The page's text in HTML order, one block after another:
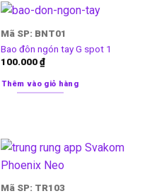
Mã SP: BNT01
Bao đôn ngón tay G spot 1
100.000₫
Thêm vào giỏ hàng
Mã SP: TR103